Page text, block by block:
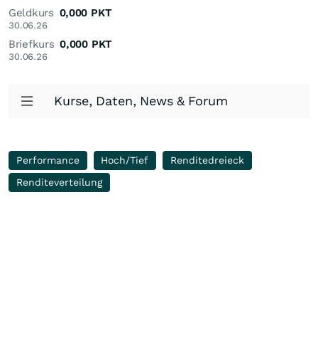
Geldkurs
30.06.26
0,000 PKT
Briefkurs
30.06.26
0,000 PKT
Kurse, Daten, News & Forum
Performance Hoch/Tief
Renditedreieck
Renditeverteilung